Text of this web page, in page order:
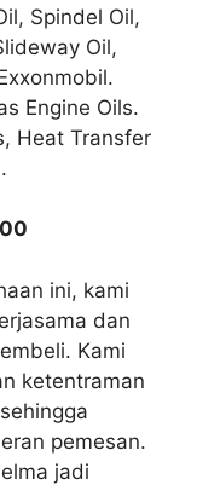
Spindel Oil,
Oil,
Engine Oils.
Heat Transfer
ini, kami
dan
Kami
ketentraman
pemesan.
jadi